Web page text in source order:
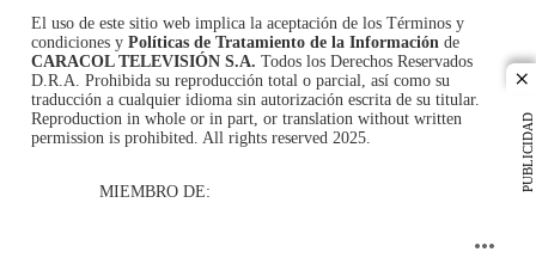
PUBLICIDAD
El uso de este sitio web implica la aceptación de los Términos y
condiciones y Políticas de Tratamiento de la Información de
CARACOL TELEVISIÓN S.A. Todos los Derechos Reservados
D.R.A. Prohibida su reproducción total o parcial, así como su
traducción a cualquier idioma sin autorización escrita de su titular.
Reproduction in whole or in part, or translation without written
permission is prohibited. All rights reserved 2025.
MIEMBRO DE: